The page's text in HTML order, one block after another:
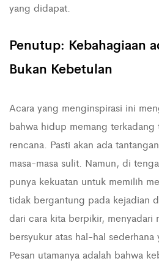
yang didapat.
Penutup: Kebahagiaan
Bukan Kebetulan
Acara yang menginspirasi ini
bahwa hidup memang terkadang
rencana. Pasti akan ada
masa-masa sulit. Namun, di
punya kekuatan untuk memilih
tidak bergantung pada kejadian
dari cara kita berpikir, menyadari
bersyukur atas hal-hal
Pesan utamanya adalah bahwa